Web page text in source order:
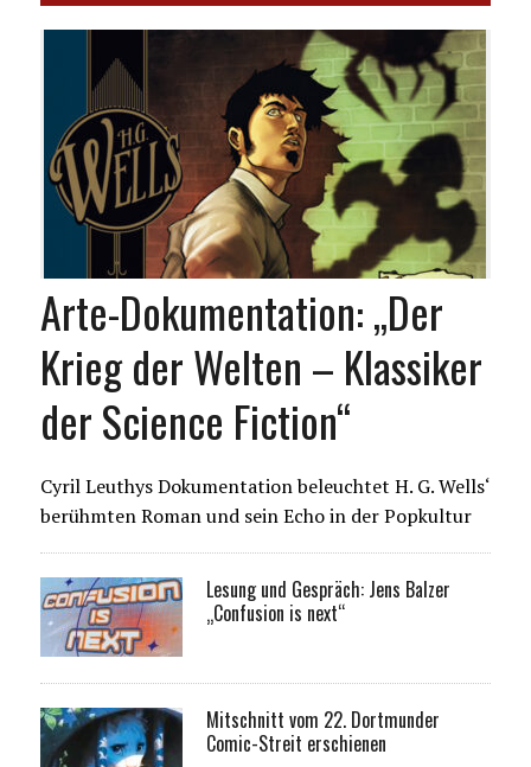
Arte-Dokumentation: „Der
Krieg der Welten – Klassiker
der Science Fiction“
Cyril Leuthys Dokumentation beleuchtet H. G. Wells‘
berühmten Roman und sein Echo in der Popkultur
Lesung und Gespräch: Jens Balzer
„Confusion is next“
Mitschnitt vom 22. Dortmunder
Comic-Streit erschienen